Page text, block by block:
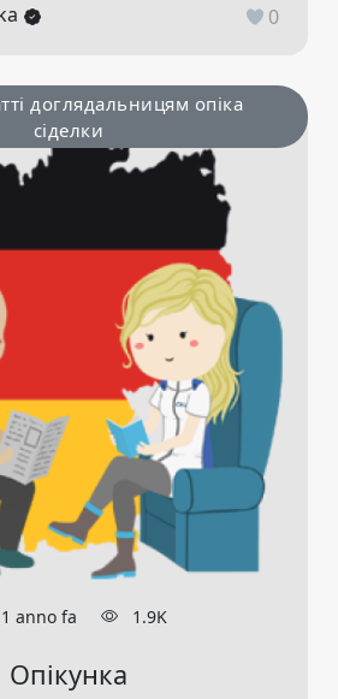
0
доглядальницям опіка
сіделки
1 anno fa 1.9K
Опікунка